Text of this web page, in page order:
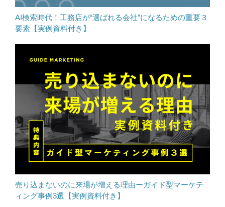
AI検索時代！工務店が“選ばれる会社”になるための重要３
要素【実例資料付き】
売り込まないのに来場が増える理由ーガイド型マーケテ
ィング事例3選【実例資料付き】